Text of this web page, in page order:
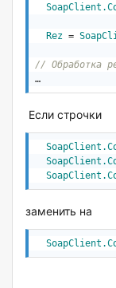
Rez =
// Обработка
Если строчки
заменить на